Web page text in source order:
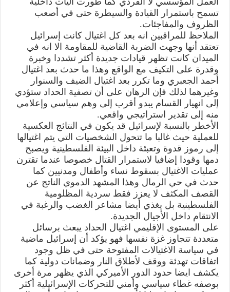
تسمح باستمرار القيادة والسيطرة حتى في أصعب
الظروف والمفاجئات.
الملاحظ للمراقبين انه بعد كل اغتيال كانت إسرائيل
تعتقد أنها وجهت الضربة القاضية للمقاومة الا انه في
الميدان كانت تظهر قيادات جديدة أكثر تشددا وخبرة
وقدرة على التكيف مع الواقع وهذا ما حدث بعد اغتيال
أحمد الجعبري وما تكرر بعد اغتيال الضيف والسنوار
وغيرهما لذلك فإن الرهان على أن تصفية الحداد ستؤدي
إلى انهيار القسام يبدو أقرب إلى وهم سياسي وإعلامي
منه إلى تقدير استراتيجي واقعي.
الأخطر بالنسبة لإسرائيل قد يكون في النتائج العكسية
للعملية حيث غالبا ما تتحول الشخصيات التي يتم اغتيالها
إلى رموز قدوة وتعبئة داخل البيئة الفلسطينية ويصبح
دمها وقودا إضافيا لاستمرار القتال خصوصا عندما تقترن
عمليات الاغتيال بسقوط نساء وأطفال ومدنيين كما
حدث في حي الرمال وهذا المشهد الدموي الناتج عن
القصف المكثف لا يعزز فقط سردية المظلومية
الفلسطينية بل يغذي أيضا مشاعر الغضب والرغبة في
الانتقام داخل الأجيال الجديدة.
على المستوى الإقليمي اغتيال الحداد يبعث برسائل
متعددة تتجاوز غزة نفسها فهو يؤكد أن إسرائيل ماضية
في سياسة الاغتيالات المفتوحة حتى في ظل وجود
اتفاقات تهدئة ووقف لأطلاق النار وضمانات دولية كما
يكشف ايضا حدود الدور الأميركي الذي يظهر مرة أخرى
بوصفه غطاء سياسي وأمني للتحركات الإسرائيلية أكثر